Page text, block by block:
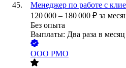
Менеджер по работе с
120 000 – 180 000 ₽ за
Без опыта
Выплаты: Два раза в месяц
ООО РМО